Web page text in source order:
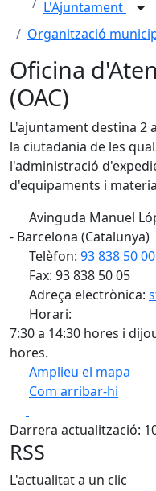
L'Ajuntament
Organització
Oficina
(OAC)
L'ajuntament destina 2
la ciutadania de les
l'administració
d'equipaments i
Avinguda Manuel
- Barcelona (Catalunya)
Telèfon: 93 838 50 00
Fax: 93 838 50 05
Adreça electrònica:
Horari:
7:30 a 14:30 hores i
hores.
Amplieu el mapa
Com arribar-hi
+
−
Darrera actualització:
RSS
L'actualitat a un clic